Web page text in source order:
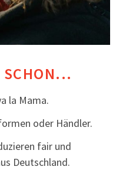
in solch eine
die richtige
ist? Dann schau
an!
all unsere einzelnen
allem hinsichtlich
Schnitt.
SCHON...
la Mama.
oder Händler.
fair und
Deutschland.